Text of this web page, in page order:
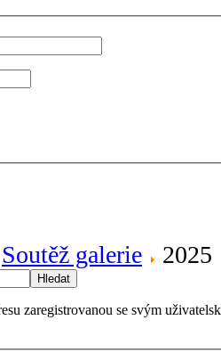
Soutěž galerie 2025
Hledat
zaregistrovanou se svým